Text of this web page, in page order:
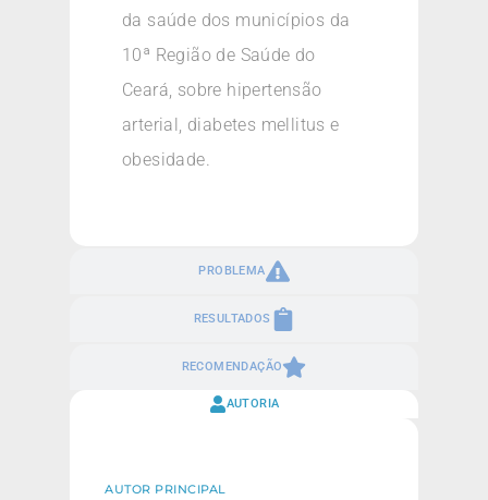
PROBLEMA
RESULTADOS
RECOMENDAÇÃO
da saúde dos municípios da
10ª Região de Saúde do
Ceará, sobre hipertensão
arterial, diabetes mellitus e
obesidade.
AUTORIA
AUTOR PRINCIPAL